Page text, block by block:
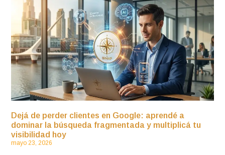
Dejá de perder clientes en Google: aprendé a
dominar la búsqueda fragmentada y multiplicá tu
visibilidad hoy
mayo 23, 2026